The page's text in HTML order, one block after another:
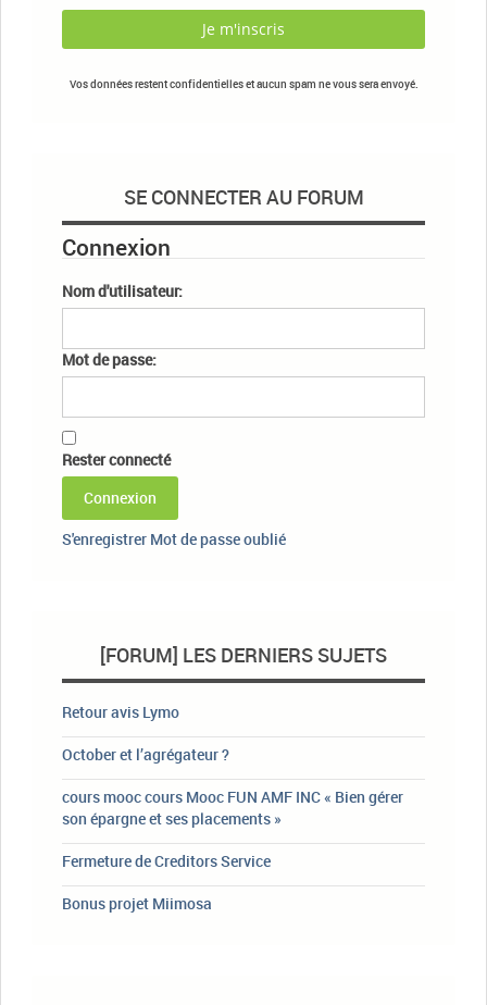
Vos données restent confidentielles et aucun spam ne vous sera envoyé.
SE CONNECTER AU FORUM
Connexion
Nom d'utilisateur:
Mot de passe:
Rester connecté
Connexion
S'enregistrer Mot de passe oublié
[FORUM] LES DERNIERS SUJETS
Retour avis Lymo
October et l’agrégateur ?
cours mooc cours Mooc FUN AMF INC « Bien gérer
son épargne et ses placements »
Fermeture de Creditors Service
Bonus projet Miimosa